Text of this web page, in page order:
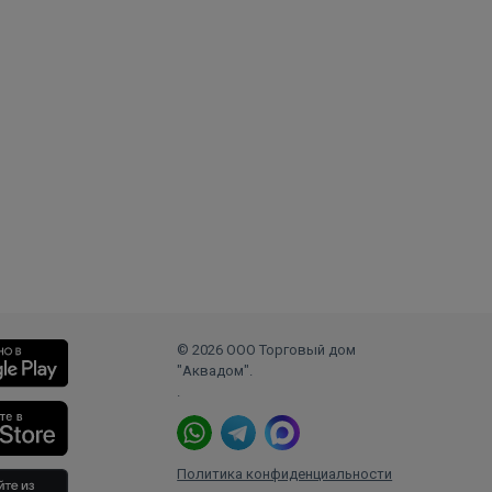
© 2026 ООО Торговый дом
"Аквадом".
.
Политика конфиденциальности